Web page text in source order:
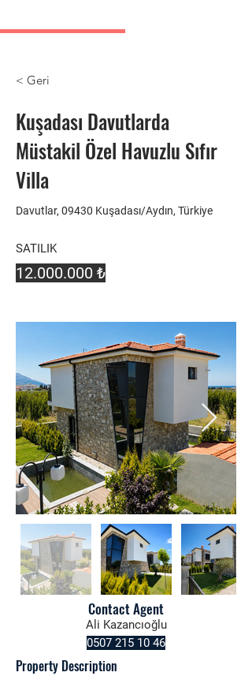
< Geri
Kuşadası Davutlarda
Müstakil Özel Havuzlu Sıfır
Villa
Davutlar, 09430 Kuşadası/Aydın, Türkiye
SATILIK
12.000.000 ₺
Ali Kazancıoğlu
0507 215 10 46
Property Description
Contact Agent